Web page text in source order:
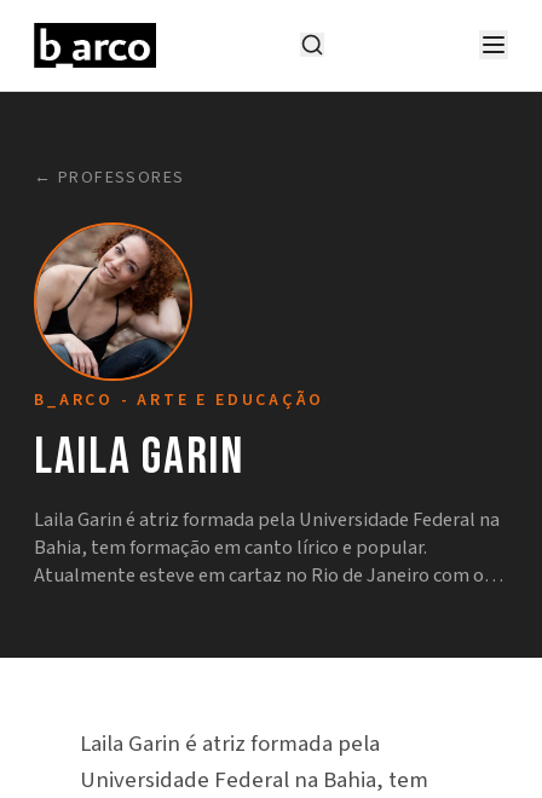
← PROFESSORES
B_ARCO - ARTE E EDUCAÇÃO
Laila Garin
Laila Garin é atriz formada pela Universidade Federal na
Bahia, tem formação em canto lírico e popular.
Atualmente esteve em cartaz no Rio de Janeiro com o…
Laila Garin é atriz formada pela
Universidade Federal na Bahia, tem